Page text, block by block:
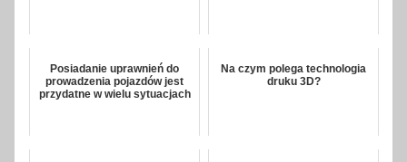
Posiadanie uprawnień do
prowadzenia pojazdów jest
przydatne w wielu sytuacjach
Na czym polega technologia
druku 3D?